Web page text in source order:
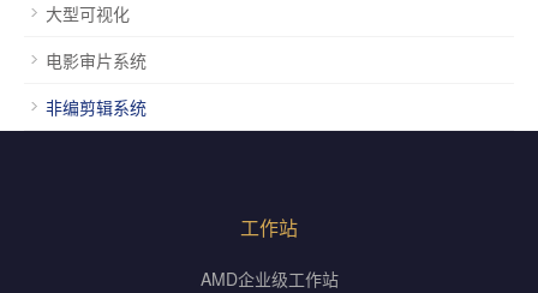
大型可视化
电影审片系统
非编剪辑系统
工作站
AMD企业级工作站